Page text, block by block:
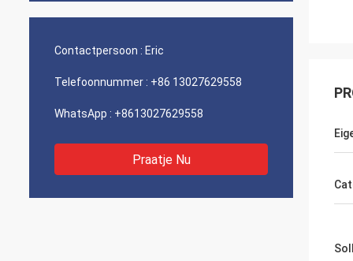
Contactpersoon : Eric
Telefoonnummer : +86 13027629558
WhatsApp : +8613027629558
Praatje Nu